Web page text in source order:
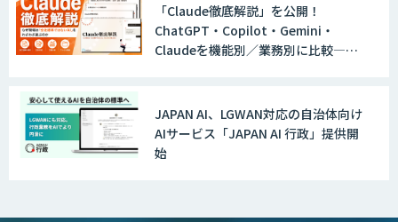
FUNNELシリーズ
AI受託開発（データ分析・画像認識）
「Claude徹底解説」を公開！
ChatGPT・Copilot・Gemini・
Claudeを機能別／業務別に比較―自
JAPAN AI、LGWAN対応の自治体向け
AIサービス「JAPAN AI 行政」提供開
始